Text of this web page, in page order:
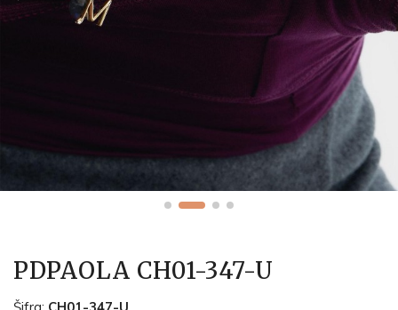
PDPAOLA CH01-347-U